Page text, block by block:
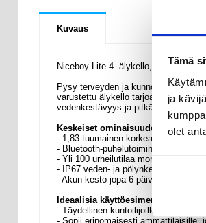
Tämä
ja
olet
Kuvaus
Niceboy Lite 4 -älykello, jossa on
Pysy terveyden ja kunnon huipulla
varustettu älykello tarjoaa kattavan
vedenkestävyys ja pitkä akun kesto
Keskeiset ominaisuudet ja
- 1,83-tuumainen korkean
- Bluetooth-puhelutoiminto
- Yli 100 urheilutilaa monipuoliseen
- IP67 veden- ja pölynkestävyys
- Akun kesto jopa 6 päivää yhdellä
Ideaalisia käyttöesimerkkejä
- Täydellinen kuntoilijoille, jotka
- Sopii erinomaisesti ammattilaisille,